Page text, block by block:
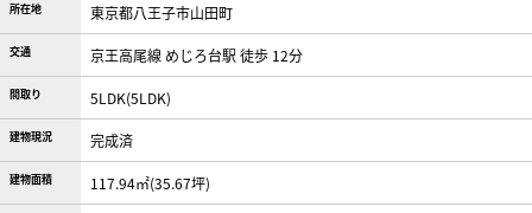
所在地 東京都八王子市山田町
交通 京王高尾線 めじろ台駅 徒歩 12分
間取り 5LDK(5LDK)
建物現況 完成済
建物面積 117.94㎡(35.67坪)